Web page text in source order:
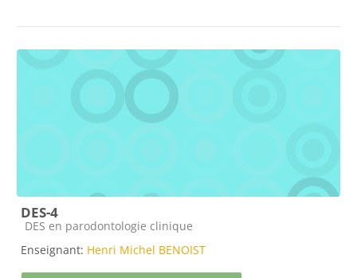
DES-4
Catégorie de cours
DES en parodontologie clinique
Enseignant: Henri Michel BENOIST